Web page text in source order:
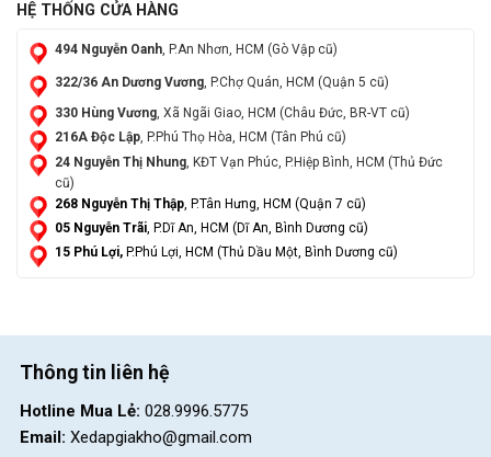
HỆ THỐNG CỬA HÀNG
494 Nguyễn Oanh, P.An Nhơn, HCM (Gò Vập cũ)
322/36 An Dương Vương, P.Chợ Quán, HCM (Quận 5 cũ)
330 Hùng Vương, Xã Ngãi Giao, HCM (Châu Đức, BR-VT cũ)
216A Độc Lập, P.Phú Thọ Hòa, HCM (Tân Phú cũ)
24 Nguyễn Thị Nhung , KĐT Vạn Phúc, P.Hiệp Bình, HCM (Thủ Đức
cũ)
268 Nguyễn Thị Thập , P.Tân Hưng, HCM (Quận 7 cũ)
05 Nguyễn Trãi, P.Dĩ An, HCM (Dĩ An, Bình Dương cũ)
15 Phú Lợi, P.Phú Lợi, HCM (Thủ Dầu Một, Bình Dương cũ)
Thông tin liên hệ
Hotline Mua Lẻ: 028.9996.5775
Email: Xedapgiakho@gmail.com